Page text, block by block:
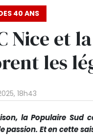
40 ANS
Nice et
les
18h43
la Populaire Sud
passion. Et en cette